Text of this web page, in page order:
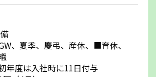
、夏季、慶弔、産休、■育休、
年度は入社時に11日付与